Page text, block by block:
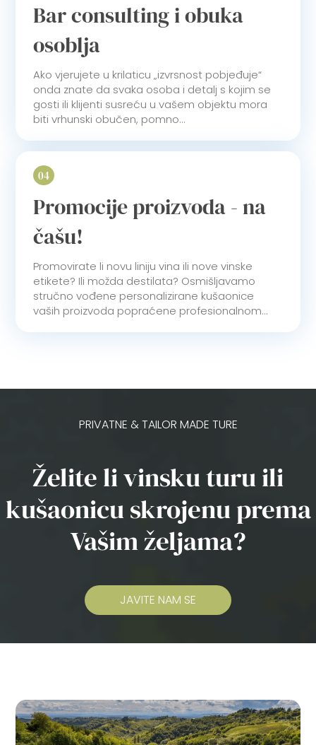
Bar consulting i obuka
osoblja
Ako vjerujete u krilaticu „izvrsnost pobjeđuje“
onda znate da svaka osoba i detalj s kojim se
gosti ili klijenti susreću u vašem objektu mora
biti vrhunski obučen, pomno...
04
Promocije proizvoda - na
čašu!
Promovirate li novu liniju vina ili nove vinske
etikete? Ili možda destilata? Osmišljavamo
stručno vođene personalizirane kušaonice
vaših proizvoda popraćene profesionalnom...
PRIVATNE & TAILOR MADE TURE
Želite li vinsku turu ili
kušaonicu skrojenuprema
Vašim željama?
JAVITE NAM SE